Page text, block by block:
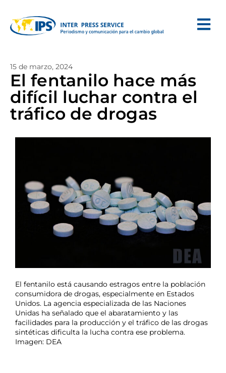
15 de marzo, 2024
El fentanilo hace más
difícil luchar contra el
tráfico de drogas
El fentanilo está causando estragos entre la población
consumidora de drogas, especialmente en Estados
Unidos. La agencia especializada de las Naciones
Unidas ha señalado que el abaratamiento y las
facilidades para la producción y el tráfico de las drogas
sintéticas dificulta la lucha contra ese problema.
Imagen: DEA